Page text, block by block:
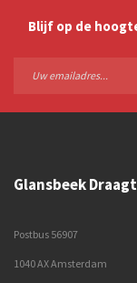
Blijf op de
Glansbeek
Postbus 56907
1040 AX Amsterdam